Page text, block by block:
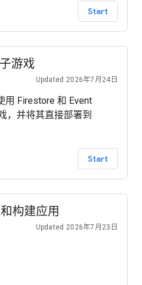
将学习如何构建一个“餐厅
用 Firebase
Start
游戏
Updated 2026年7月24日
用 Firestore 和 Event
，并将其直接部署到
Start
构建应用
Updated 2026年7月23日